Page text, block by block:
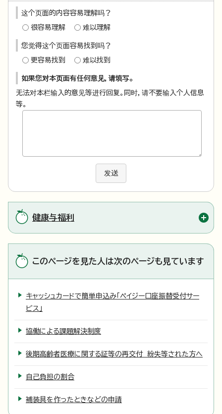
这个页面的内容容易理解吗？
很容易理解 难以理解
您觉得这个页面容易找到吗？
更容易找到 难以找到
如果您对本页面有任何意见，请填写。
无法对本栏输入的意见等进行回复。同时，请不要输入个人信息
等。
发送
健康与福利
このページを見た人は次のページも見ています
キャッシュカードで簡単申込み「ペイジー口座振替受付サー
ビス」
協働による課題解決制度
後期高齢者医療に関する証等の再交付 紛失等された方へ
自己負担の割合
補装具を作ったときなどの申請